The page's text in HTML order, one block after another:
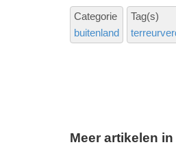
Categorie
buitenland
Tag(s)
Meer artikelen